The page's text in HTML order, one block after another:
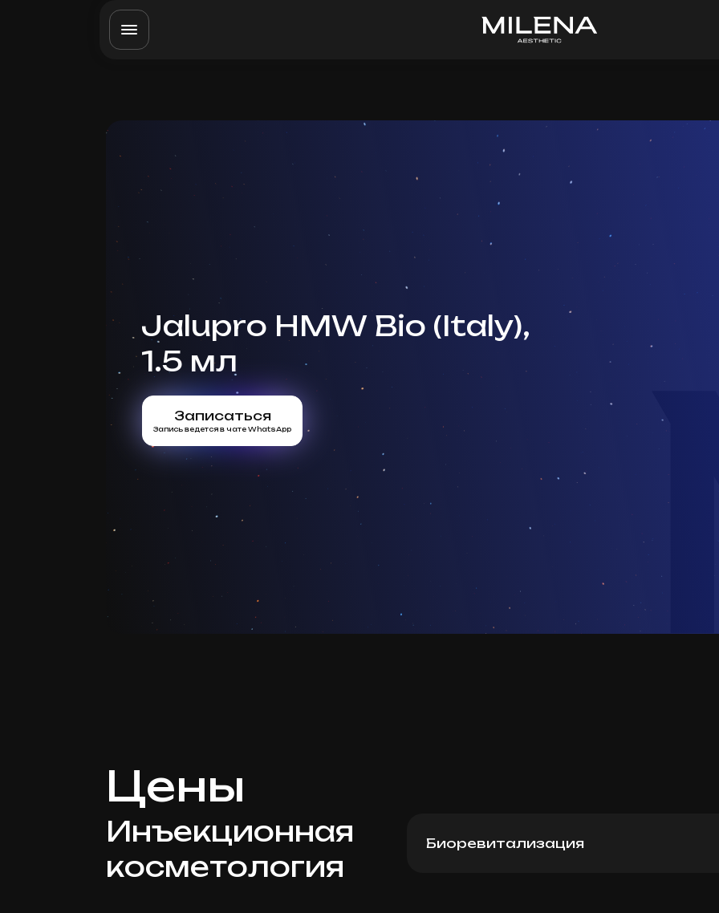
Jalupro HMW Bio (Italy),
1.5 мл
Записаться
Запись ведется в чате WhatsApp
Цены
Инъекционная
косметология
Биоревитализация